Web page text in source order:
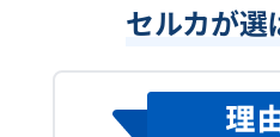
セルカが選